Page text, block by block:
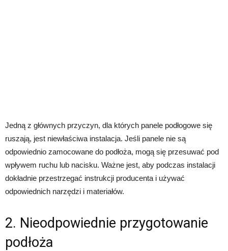
Jedną z głównych przyczyn, dla których panele podłogowe się
ruszają, jest niewłaściwa instalacja. Jeśli panele nie są
odpowiednio zamocowane do podłoża, mogą się przesuwać pod
wpływem ruchu lub nacisku. Ważne jest, aby podczas instalacji
dokładnie przestrzegać instrukcji producenta i używać
odpowiednich narzędzi i materiałów.
2. Nieodpowiednie przygotowanie
podłoża